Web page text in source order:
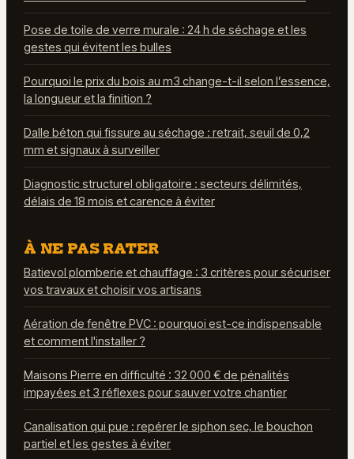
Pose de toile de verre murale : 24 h de séchage et les
gestes qui évitent les bulles
Pourquoi le prix du bois au m3 change-t-il selon l’essence,
la longueur et la finition ?
Dalle béton qui fissure au séchage : retrait, seuil de 0,2
mm et signaux à surveiller
Diagnostic structurel obligatoire : secteurs délimités,
délais de 18 mois et carence à éviter
À NE PAS RATER
Batievol plomberie et chauffage : 3 critères pour sécuriser
vos travaux et choisir vos artisans
Aération de fenêtre PVC : pourquoi est-ce indispensable
et comment l'installer ?
Maisons Pierre en difficulté : 32 000 € de pénalités
impayées et 3 réflexes pour sauver votre chantier
Canalisation qui pue : repérer le siphon sec, le bouchon
partiel et les gestes à éviter